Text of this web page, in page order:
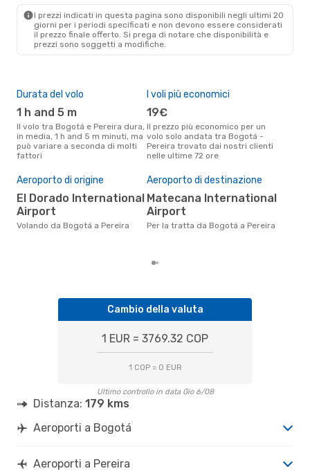
I prezzi indicati in questa pagina sono disponibili negli ultimi 20
giorni per i periodi specificati e non devono essere considerati
il ​​prezzo finale offerto. Si prega di notare che disponibilità e
prezzi sono soggetti a modifiche.
Durata del volo
1 h and 5 m
Il volo tra Bogotá e Pereira dura,
in media, 1 h and 5 m minuti, ma
può variare a seconda di molti
fattori
I voli più economici
19€
Il prezzo più economico per un
volo solo andata tra Bogotá -
Pereira trovato dai nostri clienti
nelle ultime 72 ore
Aeroporto di origine
El Dorado International
Airport
Volando da Bogotá a Pereira
Aeroporto di destinazione
Matecana International
Airport
Per la tratta da Bogotá a Pereira
Cambio della valuta
1 EUR = 3769.32 COP
1 COP = 0 EUR
Ultimo controllo in data Gio 6/08
Distanza: 179 kms
Aeroporti a Bogotá
Aeroporti a Pereira